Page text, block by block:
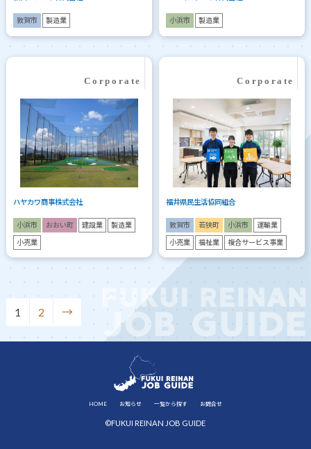
敦賀市 製造業 小浜市 製造業
ハヤカワ商事株式会社
小浜市 おおい町 建設業 製造業
小売業
福井県民生活協同組合
敦賀市 若狭町 小浜市 運輸業
小売業 福祉業 複合サービス事業
1 2 →
HOME お知らせ 一覧から探す お問合せ
©FUKUI REINAN JOB GUIDE